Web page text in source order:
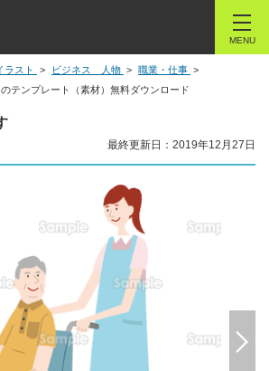
MENU
ラスト ビジネス 人物
職業・仕事
のテンプレート（素材）無料ダウンロード
最終更新日：2019年12月27日